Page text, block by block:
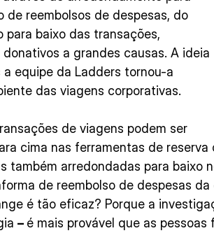
de reembolsos de despesas, do
para baixo das transações,
a grandes causas. A ideia
a equipe da Ladders tornou-a
das viagens corporativas.
de viagens podem ser
cima nas ferramentas de reserva
também arredondadas para baixo
de reembolso de despesas da
é tão eficaz? Porque a
– é mais provável que as